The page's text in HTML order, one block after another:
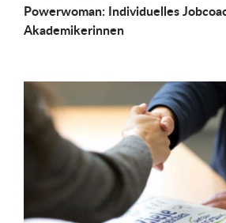
Powerwoman: Individu­elles
Aka­demiker­innen